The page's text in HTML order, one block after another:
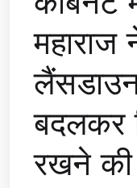
बदलकर
रखने की